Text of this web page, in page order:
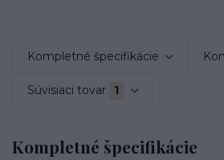
Kompletné špecifikácie
Súvisiaci tovar 1
Kompletné špecifikácie